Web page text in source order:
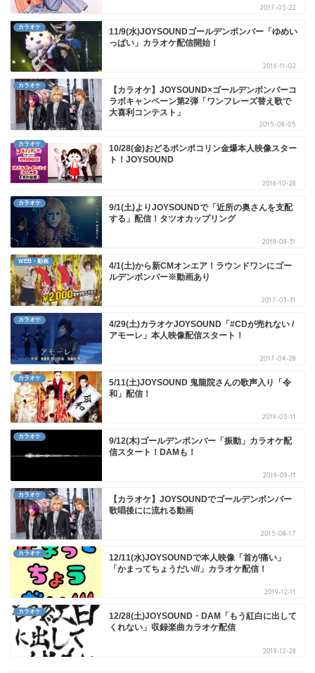
2017-05-22
カラオケ
11/9(水)JOYSOUNDゴールデンボンバー「ゆめい
っぱい」カラオケ配信開始！
2016-11-02
カラオケ
【カラオケ】JOYSOUND×ゴールデンボンバーコ
ラボキャンペーン第2弾「ワンフレーズ替え歌で
大喜利コンテスト」
2015-08-05
カラオケ
10/28(金)おどるポンポコリン金爆本人映像スター
ト！JOYSOUND
2016-10-28
カラオケ
9/1(土)よりJOYSOUNDで「近所の奥さんを支配
する」配信！タツオカップリング
2018-08-31
WEB・動画
4/1(土)から新CMオンエア！ラウンドワンにゴー
ルデンボンバー※動画あり
2017-03-31
カラオケ
4/29(土)カラオケJOYSOUND「#CDが売れない /
アモーレ」本人映像配信スタート！
2017-04-28
カラオケ
5/11(土)JOYSOUND 鬼龍院さんの歌声入り「令
和」配信！
2019-05-11
カラオケ
9/12(木)ゴールデンボンバー「振動」カラオケ配
信スタート！DAMも！
2019-09-11
カラオケ
【カラオケ】JOYSOUNDでゴールデンボンバー
歌唱後にに流れる動画
2015-08-17
カラオケ
12/11(水)JOYSOUNDで本人映像「首が痛い」
「かまってちょうだい///」カラオケ配信！
2019-12-11
カラオケ
12/28(土)JOYSOUND・DAM「もう紅白に出して
くれない」収録楽曲カラオケ配信
2019-12-28